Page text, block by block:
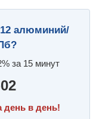
алюминий/
за 15 минут
день в день!